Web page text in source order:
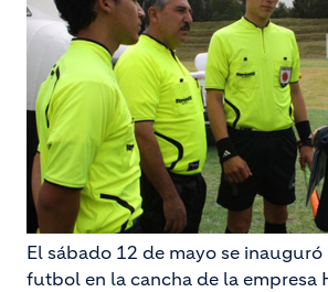
El sábado 12 de mayo se
futbol en la cancha de la empresa